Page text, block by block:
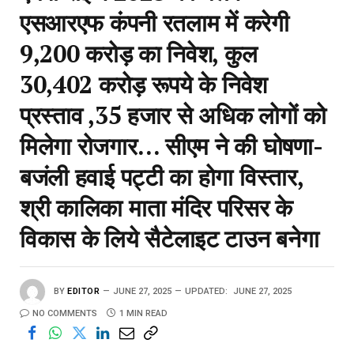
एसआरएफ‌ कंपनी रतलाम में करेगी
9,200 करोड़ का निवेश, कुल
30,402 करोड़ रूपये के निवेश
प्रस्ताव ,35 हजार से अधिक लोगों को
मिलेगा रोजगार… सीएम ने की घोषणा-
बजंली हवाई पट्टी का होगा विस्तार,
श्री कालिका माता मंदिर परिसर के
विकास के लिये सैटेलाइट टाउन बनेगा
BY EDITOR JUNE 27, 2025 UPDATED: JUNE 27, 2025
NO COMMENTS 1 MIN READ